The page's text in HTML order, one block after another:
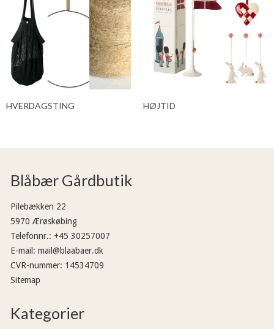
HVERDAGSTING HØJTID
Blåbær Gårdbutik
Pilebækken 22
5970 Ærøskøbing
Telefonnr.: +45 30257007
E-mail : mail@blaabaer.dk
CVR-nummer: 14534709
Sitemap
Kategorier